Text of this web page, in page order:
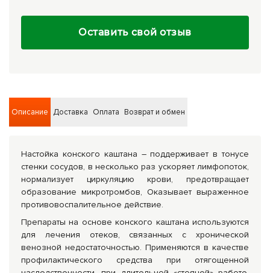
Оставить свой отзыв
Описание Доставка Оплата Возврат и обмен
Настойка конского каштана – поддерживает в тонусе
стенки сосудов, в несколько раз ускоряет лимфопоток,
нормализует циркуляцию крови, предотвращает
образование микротромбов, Оказывает выраженное
противовоспалительное действие.
Препараты на основе конского каштана используются
для лечения отеков, связанных с хронической
венозной недостаточностью. Применяются в качестве
профилактического средства при отягощенной